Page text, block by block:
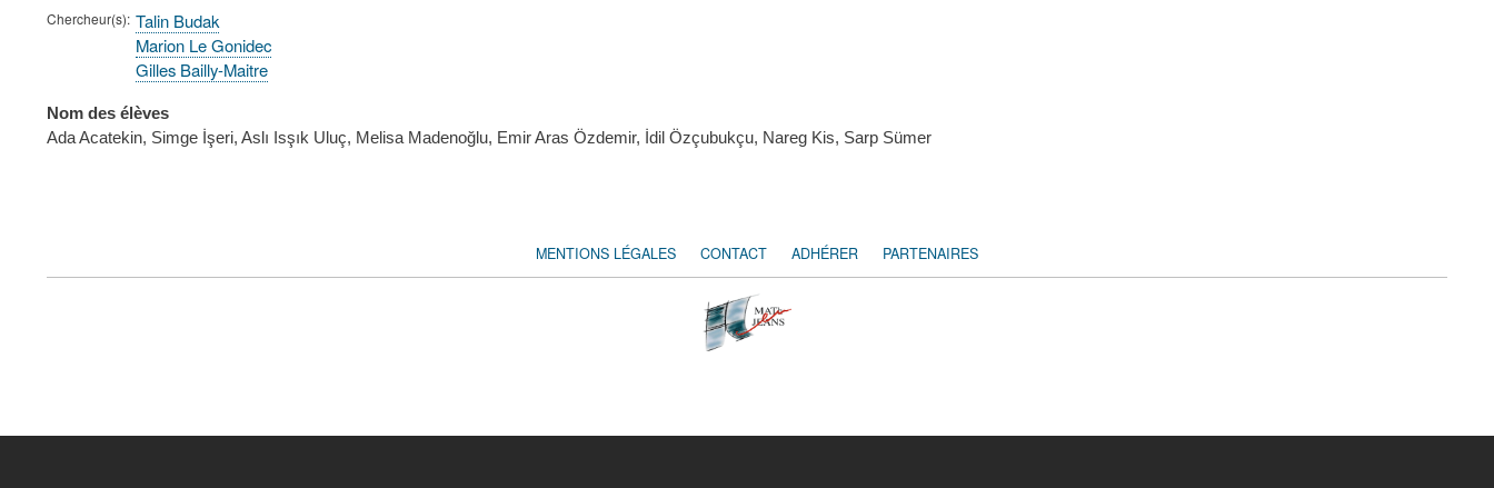
Chercheur(s) Talin Budak
Marion Le Gonidec
Gilles Bailly-Maitre
Nom des élèves
Ada Acatekin, Simge İşeri, Aslı Isşık Uluç, Melisa Madenoğlu, Emir Aras Özdemir, İdil Özçubukçu, Nareg Kis, Sarp Sümer
FOOTER
MENTIONS LÉGALES CONTACT ADHÉRER PARTENAIRES